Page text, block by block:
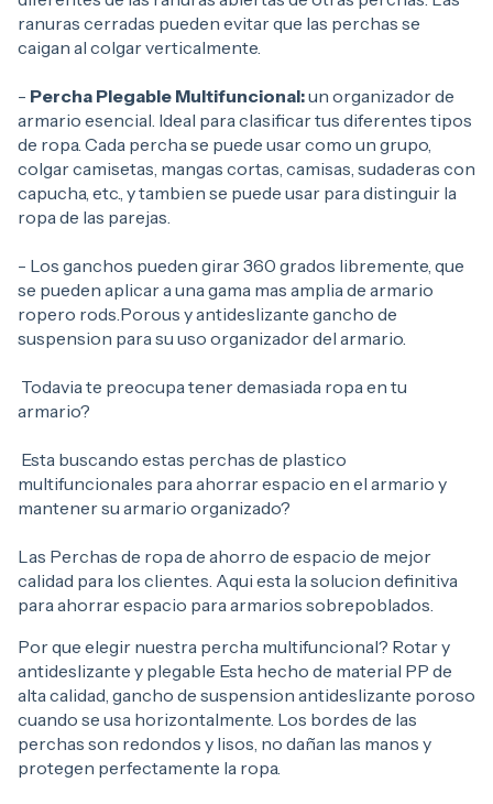
ranuras cerradas pueden evitar que las perchas se
caigan al colgar verticalmente.
- Percha Plegable Multifuncional:un organizador de
armario esencial. Ideal para clasificar tus diferentes tipos
de ropa. Cada percha se puede usar como un grupo,
colgar camisetas, mangas cortas, camisas, sudaderas con
capucha, etc., y tambien se puede usar para distinguir la
ropa de las parejas.
- Los ganchos pueden girar 360 grados libremente, que
se pueden aplicar a una gama mas amplia de armario
ropero rods.Porous y antideslizante gancho de
suspension para su uso organizador del armario.
Todavia te preocupa tener demasiada ropa en tu
armario?
Esta buscando estas perchas de plastico
multifuncionales para ahorrar espacio en el armario y
mantener su armario organizado?
Las Perchas de ropa de ahorro de espacio de mejor
calidad para los clientes. Aqui esta la solucion definitiva
para ahorrar espacio para armarios sobrepoblados.
Por que elegir nuestra percha multifuncional? Rotar y
antideslizante y plegable Esta hecho de material PP de
alta calidad, gancho de suspension antideslizante poroso
cuando se usa horizontalmente. Los bordes de las
perchas son redondos y lisos, no dañan las manos y
protegen perfectamente la ropa.